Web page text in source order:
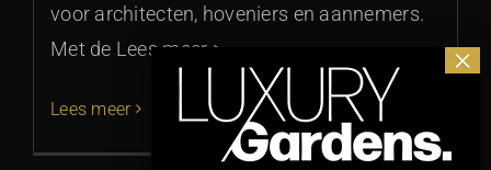
voor architecten, hoveniers en aannemers.
Met de Lees meer >
Lees meer